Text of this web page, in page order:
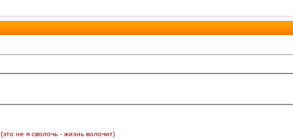
(это не я сволочь - жизнь волочит)